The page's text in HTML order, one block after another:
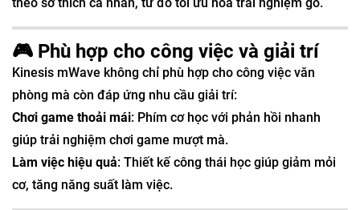
🎮 Phù hợp cho công việc và giải trí
Kinesis mWave không chỉ phù hợp cho công việc văn
phòng mà còn đáp ứng nhu cầu giải trí:
Chơi game thoải mái: Phím cơ học với phản hồi nhanh
giúp trải nghiệm chơi game mượt mà.
Làm việc hiệu quả: Thiết kế công thái học giúp giảm mỏi
cơ, tăng năng suất làm việc.